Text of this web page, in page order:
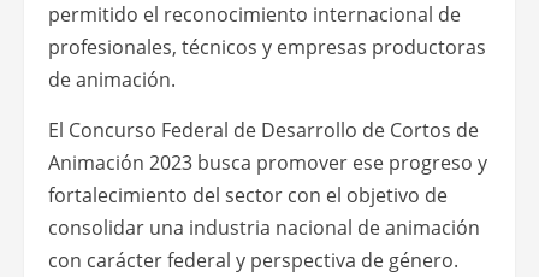
permitido el reconocimiento internacional de
profesionales, técnicos y empresas productoras
de animación.
El Concurso Federal de Desarrollo de Cortos de
Animación 2023 busca promover ese progreso y
fortalecimiento del sector con el objetivo de
consolidar una industria nacional de animación
con carácter federal y perspectiva de género.